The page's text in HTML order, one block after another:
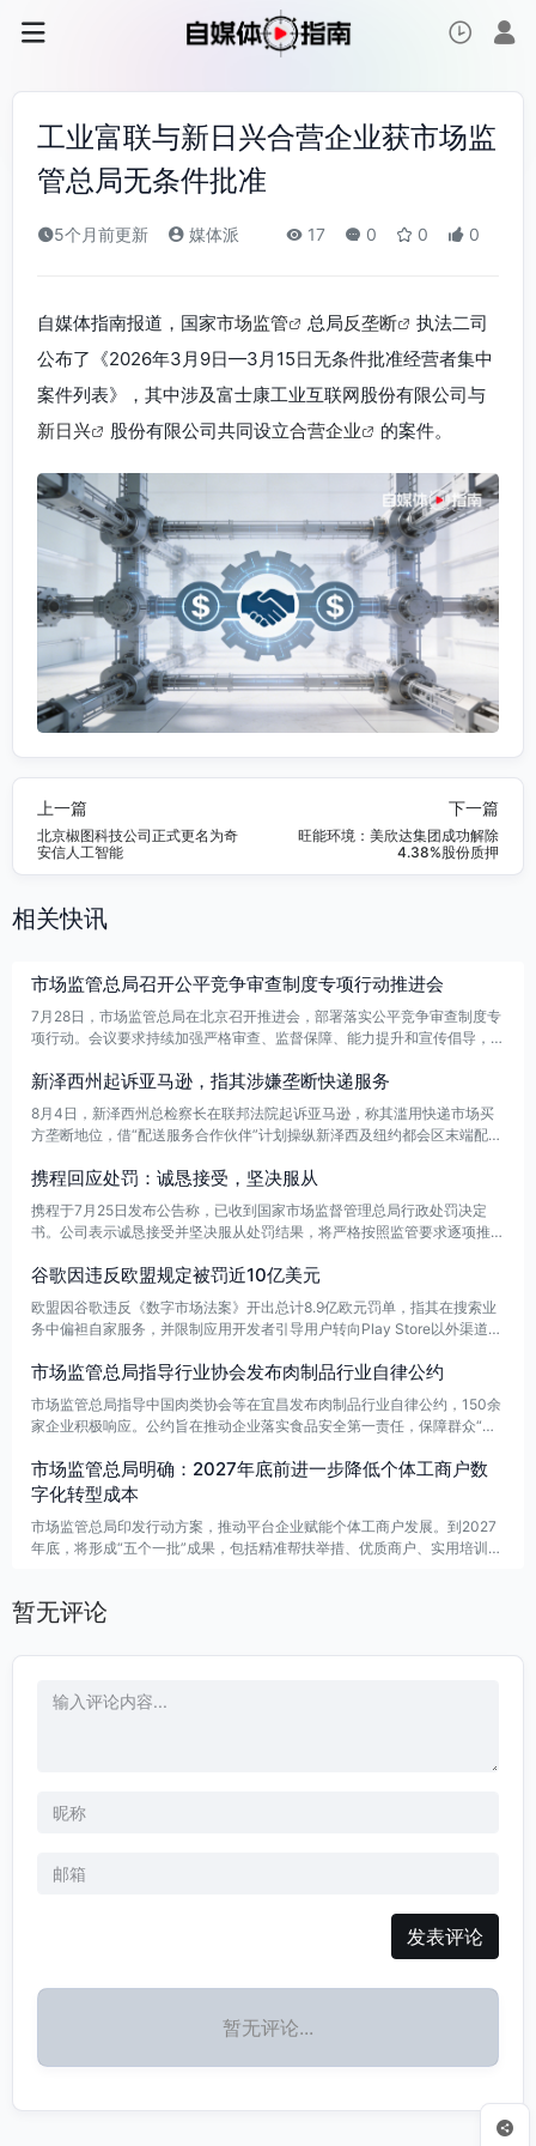
工业富联与新日兴合营企业获市场监
管总局无条件批准
5个月前更新 媒体派 17 0 0 0
自媒体指南报道，国家市场监管 总局反垄断
执法二司
公布了《2026年3月9日—3月15日无条件批准经营者集中
案件列表》，其中涉及富士康工业互联网股份有限公司与
新日兴
股份有限公司共同设立合营企业 的案件。
上一篇
北京椒图科技公司正式更名为奇
安信人工智能
下一篇
旺能环境：美欣达集团成功解除
4.38%股份质押
相关快讯
市场监管总局召开公平竞争审查制度专项行动推进会
7月28日，市场监管总局在北京召开推进会，部署落实公平竞争审查制度专
项行动。会议要求持续加强严格审查、监督保障、能力提升和宣传倡导，推
查，综合运用抽查、约谈、通报、立案等手段，压实审查责任。
新泽西州起诉亚马逊，指其涉嫌垄断快递服务
8月4日，新泽西州总检察长在联邦法院起诉亚马逊，称其滥用快递市场买
方垄断地位，借“配送服务合作伙伴”计划操纵新泽西及纽约都会区末端配送
实依据。
携程回应处罚：诚恳接受，坚决服从
携程于7月25日发布公告称，已收到国家市场监督管理总局行政处罚决定
书。公司表示诚恳接受并坚决服从处罚结果，将严格按照监管要求逐项推进
谷歌因违反欧盟规定被罚近10亿美元
欧盟因谷歌违反《数字市场法案》开出总计8.9亿欧元罚单，指其在搜索业
务中偏袒自家服务，并限制应用开发者引导用户转向Play Store以外渠道。
市场监管总局指导行业协会发布肉制品行业自律公约
市场监管总局指导中国肉类协会等在宜昌发布肉制品行业自律公约，150余
家企业积极响应。公约旨在推动企业落实食品安全第一责任，保障群众“吃
市场监管总局明确：2027年底前进一步降低个体工商户数
字化转型成本
市场监管总局印发行动方案，推动平台企业赋能个体工商户发展。到2027
年底，将形成“五个一批”成果，包括精准帮扶举措、优质商户、实用培训课
暂无评论
发表评论
暂无评论...